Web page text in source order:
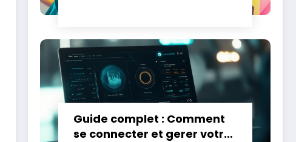
Guide complet : Comment
se connecter et gerer votre